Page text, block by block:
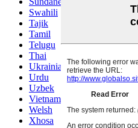
Swahili
Tajik
Tamil
Telugu
Thai
Ukrainian
Urdu
Uzbek
Vietnamese
Welsh
Xhosa